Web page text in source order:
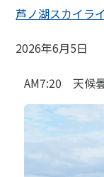
芦ノ湖スカイラ
2026年6月5日
AM7:20 天候